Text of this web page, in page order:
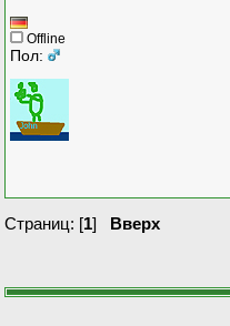
Offline
Пол:
Страниц: [1] Вверх